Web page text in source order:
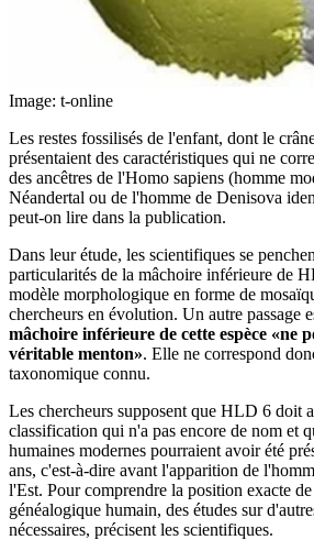
Image: t-online
Les restes fossilisés de l'enfant, dont le
présentaient des caractéristiques qui ne
des ancêtres de l'Homo sapiens (homme
Néandertal ou de l'homme de Denisova
peut-on lire dans la publication.
Dans leur étude, les scientifiques se
particularités de la mâchoire inférieure de
modèle morphologique en forme de
chercheurs en évolution. Un autre passage
mâchoire inférieure de cette espèce «ne
véritable menton». Elle ne correspond
taxonomique connu.
Les chercheurs supposent que HLD 6 doit
classification qui n'a pas encore de nom et
humaines modernes pourraient avoir été
ans, c'est-à-dire avant l'apparition de
l'Est. Pour comprendre la position exacte
généalogique humain, des études sur
nécessaires, précisent les scientifiques.